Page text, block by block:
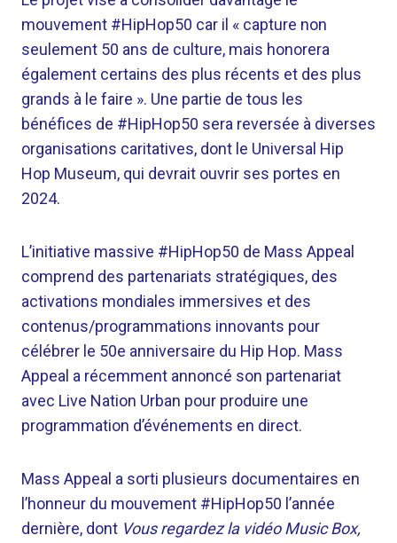
mouvement #HipHop50 car il « capture non
seulement 50 ans de culture, mais honorera
également certains des plus récents et des plus
grands à le faire ». Une partie de tous les
bénéfices de #HipHop50 sera reversée à diverses
organisations caritatives, dont le Universal Hip
Hop Museum, qui devrait ouvrir ses portes en
2024.
L’initiative massive #HipHop50 de Mass Appeal
comprend des partenariats stratégiques, des
activations mondiales immersives et des
contenus/programmations innovants pour
célébrer le 50e anniversaire du Hip Hop. Mass
Appeal a récemment annoncé son partenariat
avec Live Nation Urban pour produire une
programmation d’événements en direct.
Mass Appeal a sorti plusieurs documentaires en
l’honneur du mouvement #HipHop50 l’année
dernière, dont Vous regardez la vidéo Music Box,